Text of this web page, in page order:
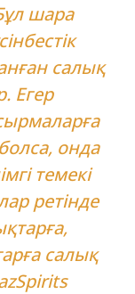
шара
салық
Егер
онда
темекі
ретінде
салық